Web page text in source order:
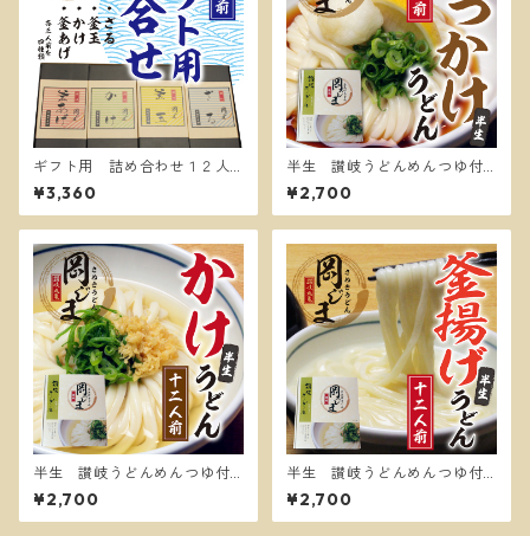
ギフト用 詰め合わせ１２人
前
¥3,360
半生 讃岐うどんめんつゆ付
き１２人前ぶっかけうどん
¥2,700
半生 讃岐うどんめんつゆ付
き１２人前かけうどん
¥2,700
半生 讃岐うどんめんつゆ付
き１２人前 釜揚げうどん
¥2,700